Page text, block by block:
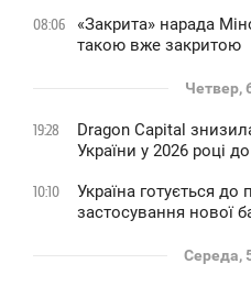
08:06
«Закрита» нарада
такою вже закритою
Четвер,
19:28
Dragon Capital
України у 2026 році
10:10
Україна готується
застосування нової
Середа,